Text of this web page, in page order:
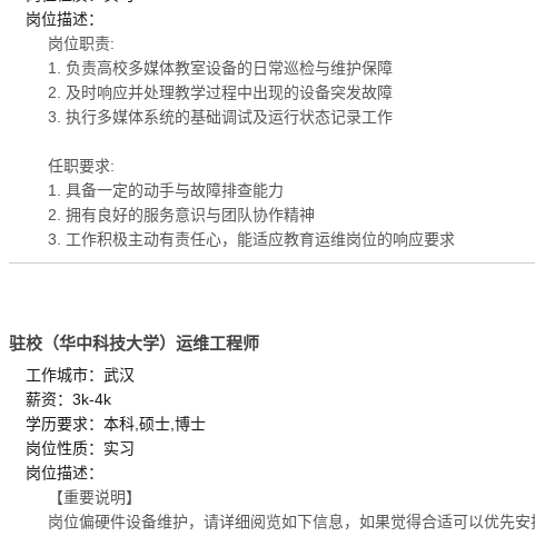
岗位描述：
岗位职责:
1. 负责高校多媒体教室设备的日常巡检与维护保障
2. 及时响应并处理教学过程中出现的设备突发故障
3. 执行多媒体系统的基础调试及运行状态记录工作
任职要求:
1. 具备一定的动手与故障排查能力
2. 拥有良好的服务意识与团队协作精神
3. 工作积极主动有责任心，能适应教育运维岗位的响应要求
驻校（华中科技大学）运维工程师
工作城市：武汉
薪资：3k-4k
学历要求：本科,硕士,博士
岗位性质：实习
岗位描述：
【重要说明】
岗位偏硬件设备维护，请详细阅览如下信息，如果觉得合适可以优先安